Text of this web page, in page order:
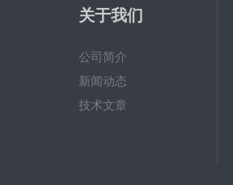
关于我们
公司简介
新闻动态
技术文章